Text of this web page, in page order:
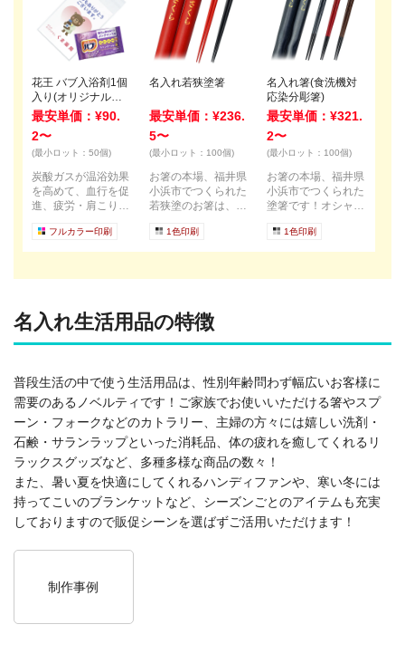
花王 バブ入浴剤1個
入り(オリジナルチ
ラシ)
最安単価：¥90.
2〜
(最小ロット：50個)
炭酸ガスが温浴効果
を高めて、血行を促
進、疲労・肩こり・
します。...
フルカラー印刷
名入れ若狭塗箸
最安単価：¥236.
5〜
(最小ロット：100個)
お箸の本場、福井県
小浜市でつくられた
若狭塗のお箸は、記
メです！...
1色印刷
名入れ箸(食洗機対
応染分彫箸)
最安単価：¥321.
2〜
(最小ロット：100個)
お箸の本場、福井県
小浜市でつくられた
塗箸です！オシャレ
のもうれ...
1色印刷
名入れ生活用品の特徴
普段生活の中で使う生活用品は、性別年齢問わず幅広いお客様に
需要のあるノベルティです！ご家族でお使いいただける箸やスプ
ーン・フォークなどのカトラリー、主婦の方々には嬉しい洗剤・
石鹸・サランラップといった消耗品、体の疲れを癒してくれるリ
ラックスグッズなど、多種多様な商品の数々！
また、暑い夏を快適にしてくれるハンディファンや、寒い冬には
持ってこいのブランケットなど、シーズンごとのアイテムも充実
しておりますので販促シーンを選ばずご活用いただけます！
制作事例